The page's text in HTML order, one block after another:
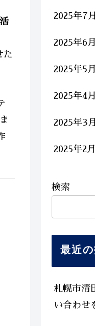
た
2025年7月
2025年6月
2025年5月
2025年4月
2025年3月
2025年2月
検索
最近
札幌市清
い合わせ